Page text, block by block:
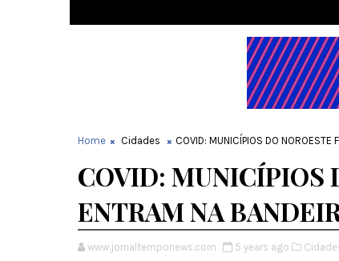
Home Cidades COVID: MUNICÍPIOS DO NOROESTE
COVID: MUNICÍPIOS
ENTRAM NA
www.jornaltemponews.com 5 years ago